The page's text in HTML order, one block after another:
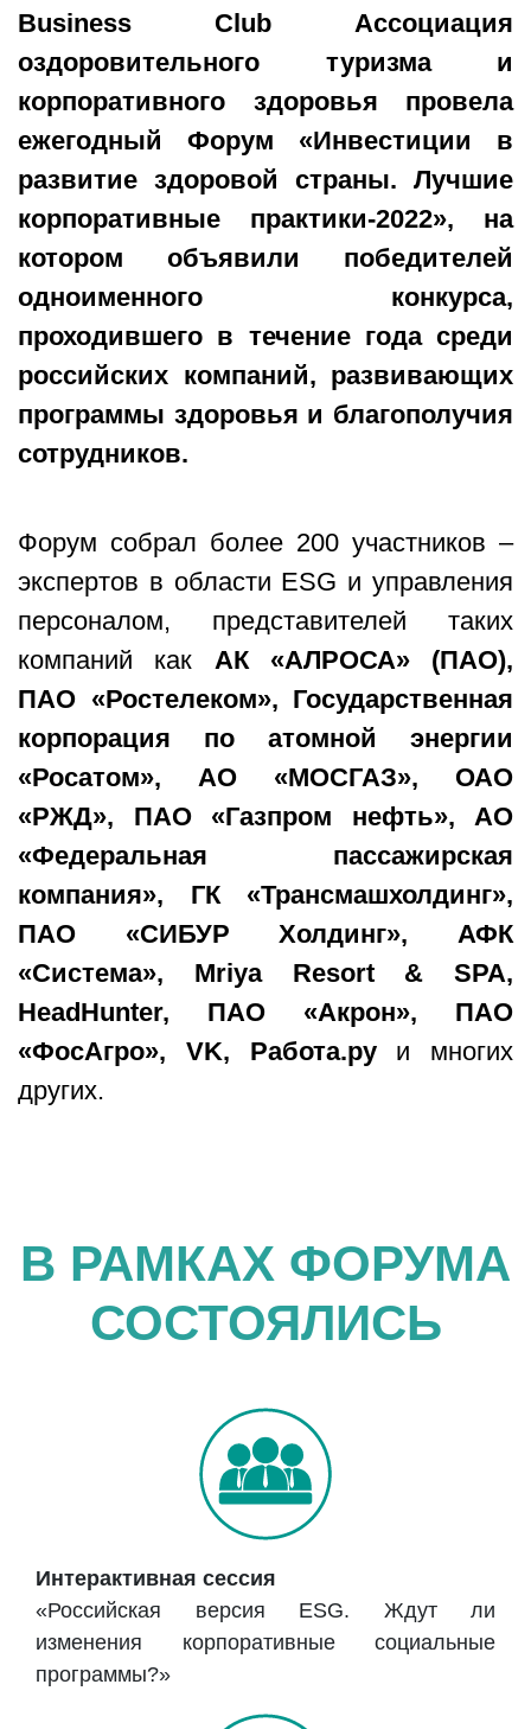
Business Club
Ассоциация
оздоровительного туризма и
корпоративного здоровья провела
ежегодный Форум «Инвестиции в
развитие здоровой страны. Лучшие
корпоративные практики-2022», на
котором объявили победителей
одноименного конкурса,
проходившего в течение года среди
российских компаний, развивающих
программы здоровья и благополучия
сотрудников.
Форум собрал более 200 участников –
экспертов в области ESG и управления
персоналом, представителей таких
компаний как АК «АЛРОСА» (ПАО),
ПАО «Ростелеком», Государственная
корпорация по атомной энергии
«Росатом», АО «МОСГАЗ», ОАО
«РЖД», ПАО «Газпром нефть», АО
«Федеральная пассажирская
компания», ГК «Трансмашхолдинг»,
ПАО «СИБУР Холдинг», АФК
«Система», Mriya Resort & SPA,
HeadHunter, ПАО «Акрон», ПАО
«ФосАгро», VK, Работа.руи многих
других.
В РАМКАХ ФОРУМА
СОСТОЯЛИСЬ
Интерактивная сессия
«Российская версия ESG. Ждут ли
изменения корпоративные социальные
программы?»